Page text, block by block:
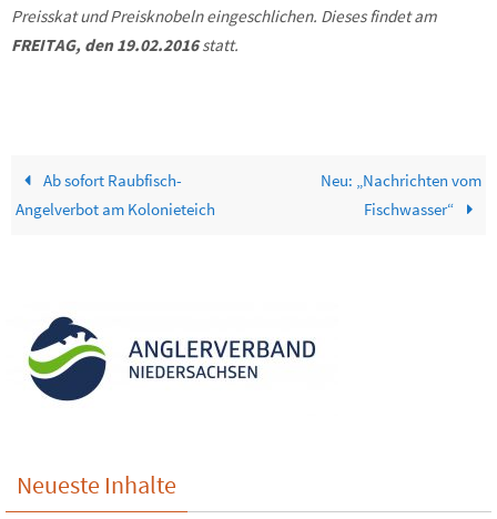
Preisskat und Preisknobeln eingeschlichen. Dieses findet am
FREITAG, den 19.02.2016statt.
Ab sofort Raubfisch-
Angelverbot am Kolonieteich
Neu: „Nachrichten vom
Fischwasser“
Neueste Inhalte